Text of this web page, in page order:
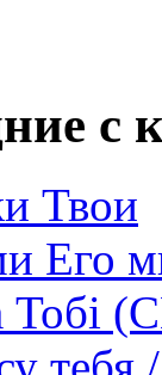
с
Твои
Его
Тобі